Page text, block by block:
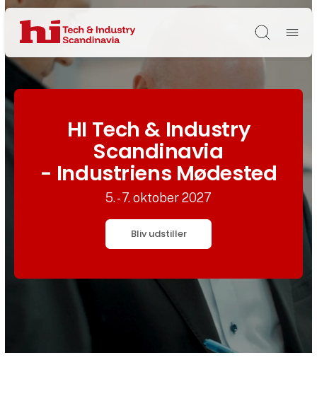
Søg
HI Tech & Industry
Scandinavia
- Industriens Mødested
5. - 7. oktober 2027
Bliv udstiller